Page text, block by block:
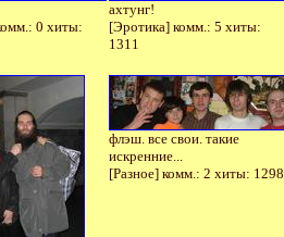
0 хиты:
ахтунг!
[Эротика] комм.: 5 хиты:
1311
флэш. все свои. такие
искренние...
[Разное] комм.: 2 хиты: 1298